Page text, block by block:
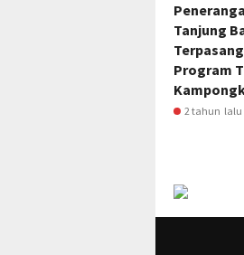
Tanjung
Program
2 tahun lalu